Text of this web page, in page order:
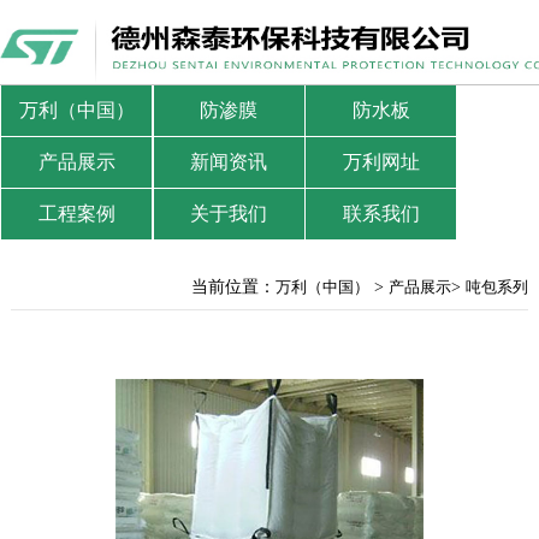
万利（中国） 防渗膜 防水板
产品展示 新闻资讯 万利网址
工程案例 关于我们 联系我们
当前位置：万利（中国） > 产品展示>吨包系列